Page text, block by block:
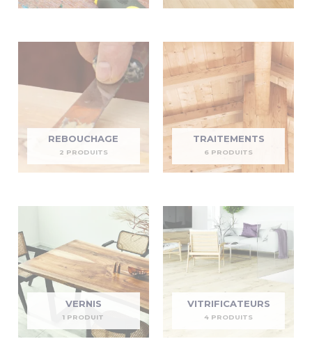
REBOUCHAGE
2 PRODUITS
TRAITEMENTS
6 PRODUITS
VERNIS
1 PRODUIT
VITRIFICATEURS
4 PRODUITS